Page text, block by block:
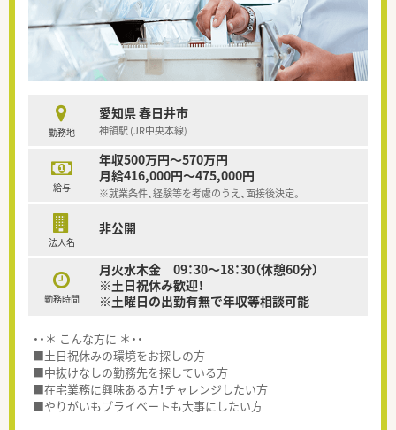
勤務地
愛知県 春日井市
神領駅 (JR中央本線)
給与
年収500万円～570万円
月給416,000円～475,000円
※就業条件、経験等を考慮のうえ、面接後決定。
法人名
非公開
勤務時間
月火水木金 09：30～18：30（休憩60分）
※土日祝休み歓迎！
※土曜日の出勤有無で年収等相談可能
・・＊ こんな方に ＊・・
■土日祝休みの環境をお探しの方
■中抜けなしの勤務先を探している方
■在宅業務に興味ある方！チャレンジしたい方
■やりがいもプライベートも大事にしたい方